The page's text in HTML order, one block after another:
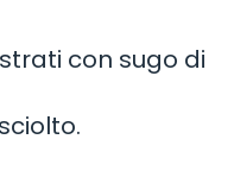
con sugo di